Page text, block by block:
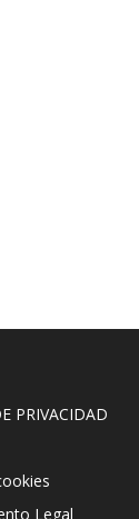
PRIVACIDAD
Legal